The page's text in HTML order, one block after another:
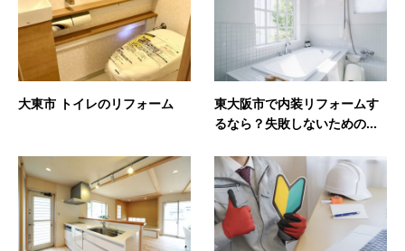
大東市 トイレのリフォーム
東大阪市で内装リフォームす
るなら？失敗しないための...